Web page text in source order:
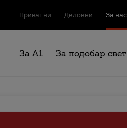
Приватни Деловни За нас
За А1 За подобар свет